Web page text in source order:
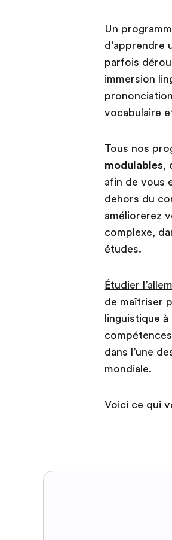
Un
d’apprendre
parfois
immersion
vocabulaire
Tous nos
modulables,
afin de vous
dehors du
améliorerez
complexe,
études.
Étudier
de maîtriser
linguistique
dans l’une
mondiale.
Voici ce qui